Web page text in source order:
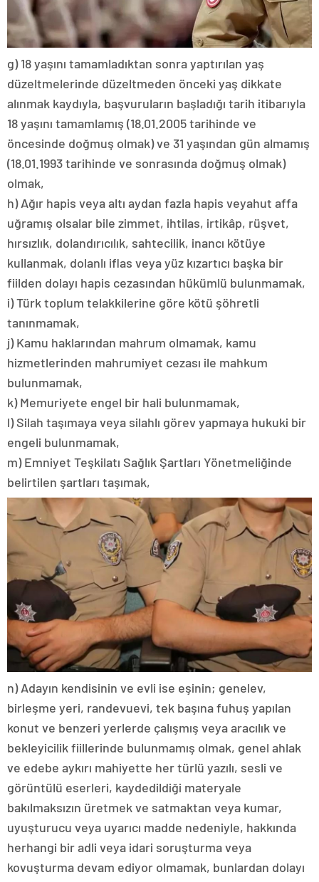
g) 18 yaşını tamamladıktan sonra yaptırılan yaş
düzeltmelerinde düzeltmeden önceki yaş dikkate
alınmak kaydıyla, başvuruların başladığı tarih itibarıyla
18 yaşını tamamlamış (18.01.2005 tarihinde ve
öncesinde doğmuş olmak) ve 31 yaşından gün almamış
(18.01.1993 tarihinde ve sonrasında doğmuş olmak)
olmak,
h) Ağır hapis veya altı aydan fazla hapis veyahut affa
uğramış olsalar bile zimmet, ihtilas, irtikâp, rüşvet,
hırsızlık, dolandırıcılık, sahtecilik, inancı kötüye
kullanmak, dolanlı iflas veya yüz kızartıcı başka bir
fiilden dolayı hapis cezasından hükümlü bulunmamak,
i) Türk toplum telakkilerine göre kötü şöhretli
tanınmamak,
j) Kamu haklarından mahrum olmamak, kamu
hizmetlerinden mahrumiyet cezası ile mahkum
bulunmamak,
k) Memuriyete engel bir hali bulunmamak,
l) Silah taşımaya veya silahlı görev yapmaya hukuki bir
engeli bulunmamak,
m) Emniyet Teşkilatı Sağlık Şartları Yönetmeliğinde
belirtilen şartları taşımak,
n) Adayın kendisinin ve evli ise eşinin; genelev,
birleşme yeri, randevuevi, tek başına fuhuş yapılan
konut ve benzeri yerlerde çalışmış veya aracılık ve
bekleyicilik fiillerinde bulunmamış olmak, genel ahlak
ve edebe aykırı mahiyette her türlü yazılı, sesli ve
görüntülü eserleri, kaydedildiği materyale
bakılmaksızın üretmek ve satmaktan veya kumar,
uyuşturucu veya uyarıcı madde nedeniyle, hakkında
herhangi bir adli veya idari soruşturma veya
kovuşturma devam ediyor olmamak, bunlardan dolayı